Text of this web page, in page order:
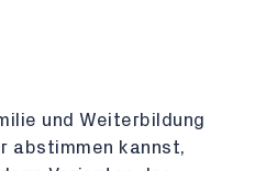
und Weiterbildung
abstimmen kannst,